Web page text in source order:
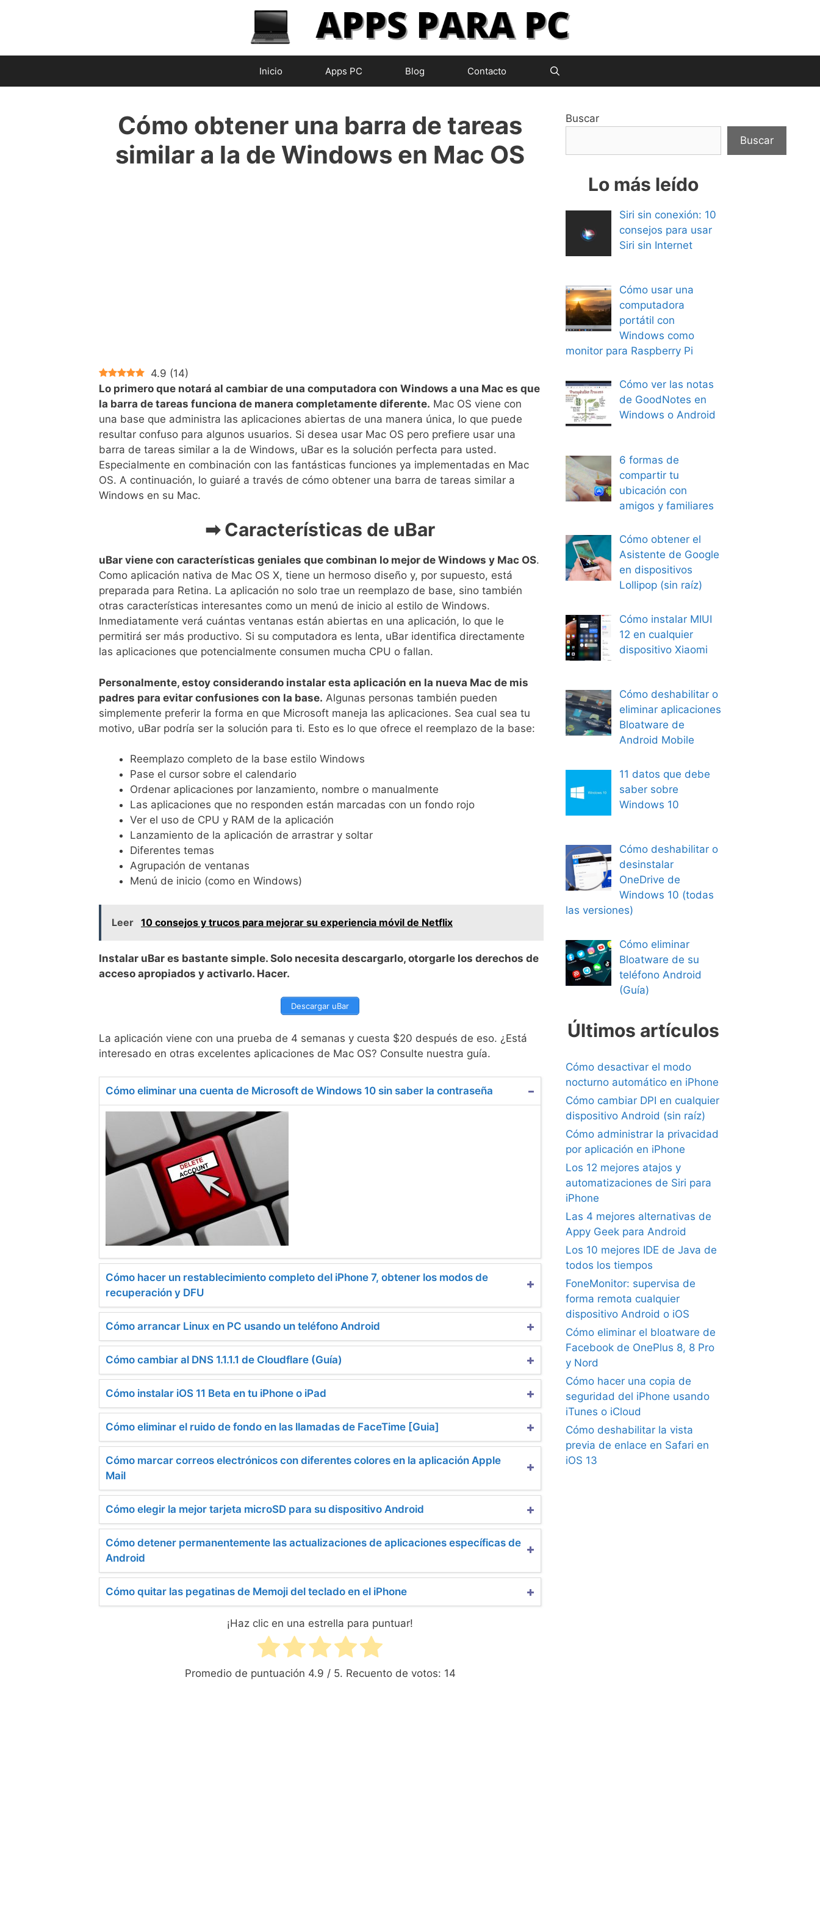
Inicio Apps PC Blog Contacto
Cómo obtener una barra de tareas
similar a la de Windows en Mac OS
4.9 (14)
Lo primero que notará al cambiar de una computadora con Windows a una Mac es que
la barra de tareas funciona de manera completamente diferente. Mac OS viene con
una base que administra las aplicaciones abiertas de una manera única, lo que puede
resultar confuso para algunos usuarios. Si desea usar Mac OS pero prefiere usar una
barra de tareas similar a la de Windows, uBar es la solución perfecta para usted.
Especialmente en combinación con las fantásticas funciones ya implementadas en Mac
OS. A continuación, lo guiaré a través de cómo obtener una barra de tareas similar a
Windows en su Mac.
➡ Características de uBar
uBar viene con características geniales que combinan lo mejor de Windows y Mac OS.
Como aplicación nativa de Mac OS X, tiene un hermoso diseño y, por supuesto, está
preparada para Retina. La aplicación no solo trae un reemplazo de base, sino también
otras características interesantes como un menú de inicio al estilo de Windows.
Inmediatamente verá cuántas ventanas están abiertas en una aplicación, lo que le
permitirá ser más productivo. Si su computadora es lenta, uBar identifica directamente
las aplicaciones que potencialmente consumen mucha CPU o fallan.
Personalmente, estoy considerando instalar esta aplicación en la nueva Mac de mis
padres para evitar confusiones con la base. Algunas personas también pueden
simplemente preferir la forma en que Microsoft maneja las aplicaciones. Sea cual sea tu
motivo, uBar podría ser la solución para ti. Esto es lo que ofrece el reemplazo de la base:
Reemplazo completo de la base estilo Windows
Pase el cursor sobre el calendario
Ordenar aplicaciones por lanzamiento, nombre o manualmente
Las aplicaciones que no responden están marcadas con un fondo rojo
Ver el uso de CPU y RAM de la aplicación
Lanzamiento de la aplicación de arrastrar y soltar
Diferentes temas
Agrupación de ventanas
Menú de inicio (como en Windows)
Leer 10 consejos y trucos para mejorar su experiencia móvil de Netflix
Instalar uBar es bastante simple. Solo necesita descargarlo, otorgarle los derechos de
acceso apropiados y activarlo. Hacer.
Descargar uBar
La aplicación viene con una prueba de 4 semanas y cuesta $20 después de eso. ¿Está
interesado en otras excelentes aplicaciones de Mac OS? Consulte nuestra guía.
Cómo eliminar una cuenta de Microsoft de Windows 10 sin saber la contraseña
Cómo hacer un restablecimiento completo del iPhone 7, obtener los modos de
recuperación y DFU
Cómo arrancar Linux en PC usando un teléfono Android
Cómo cambiar al DNS 1.1.1.1 de Cloudflare (Guía)
Cómo instalar iOS 11 Beta en tu iPhone o iPad
Cómo eliminar el ruido de fondo en las llamadas de FaceTime [Guia]
Cómo marcar correos electrónicos con diferentes colores en la aplicación Apple
Mail
Cómo elegir la mejor tarjeta microSD para su dispositivo Android
Cómo detener permanentemente las actualizaciones de aplicaciones específicas de
Android
Cómo quitar las pegatinas de Memoji del teclado en el iPhone
¡Haz clic en una estrella para puntuar!
Promedio de puntuación 4.9 / 5. Recuento de votos: 14
Buscar
Buscar
Lo más leído
Siri sin conexión: 10
consejos para usar
Siri sin Internet
Cómo usar una
computadora
portátil con
Windows como
monitor para Raspberry Pi
Cómo ver las notas
de GoodNotes en
Windows o Android
6 formas de
compartir tu
ubicación con
amigos y familiares
Cómo obtener el
Asistente de Google
en dispositivos
Lollipop (sin raíz)
Cómo instalar MIUI
12 en cualquier
dispositivo Xiaomi
Cómo deshabilitar o
eliminar aplicaciones
Bloatware de
Android Mobile
11 datos que debe
saber sobre
Windows 10
Cómo deshabilitar o
desinstalar
OneDrive de
Windows 10 (todas
las versiones)
Cómo eliminar
Bloatware de su
teléfono Android
(Guía)
Últimos artículos
Cómo desactivar el modo
nocturno automático en iPhone
Cómo cambiar DPI en cualquier
dispositivo Android (sin raíz)
Cómo administrar la privacidad
por aplicación en iPhone
Los 12 mejores atajos y
automatizaciones de Siri para
iPhone
Las 4 mejores alternativas de
Appy Geek para Android
Los 10 mejores IDE de Java de
todos los tiempos
FoneMonitor: supervisa de
forma remota cualquier
dispositivo Android o iOS
Cómo eliminar el bloatware de
Facebook de OnePlus 8, 8 Pro
y Nord
Cómo hacer una copia de
seguridad del iPhone usando
iTunes o iCloud
Cómo deshabilitar la vista
previa de enlace en Safari en
iOS 13